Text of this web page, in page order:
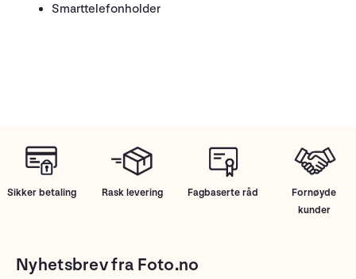
Smarttelefonholder
Sikker betaling Rask levering Fagbaserte råd
Fornøyde
kunder
Nyhetsbrev fra Foto.no